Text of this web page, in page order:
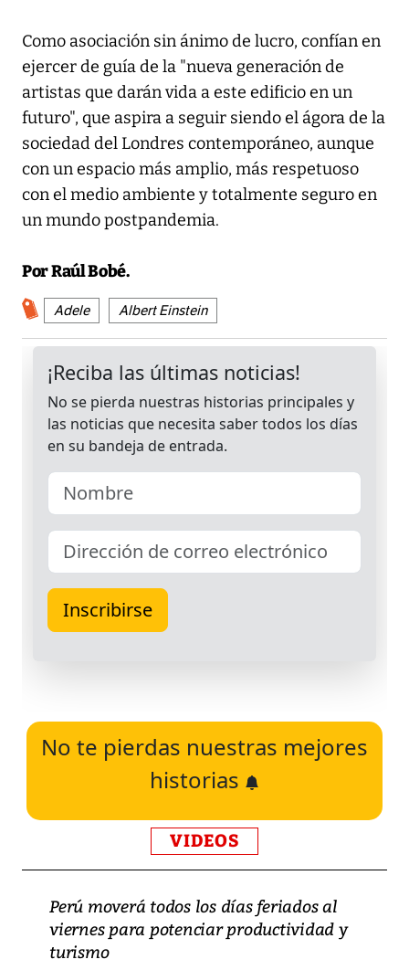
Como asociación sin ánimo de lucro, confían en
ejercer de guía de la "nueva generación de
artistas que darán vida a este edificio en un
futuro", que aspira a seguir siendo el ágora de la
sociedad del Londres contemporáneo, aunque
con un espacio más amplio, más respetuoso
con el medio ambiente y totalmente seguro en
un mundo postpandemia.
Por Raúl Bobé.
Adele Albert Einstein
No te pierdas nuestras mejores
historias
VIDEOS
Perú moverá todos los días feriados al
viernes para potenciar productividad y
turismo